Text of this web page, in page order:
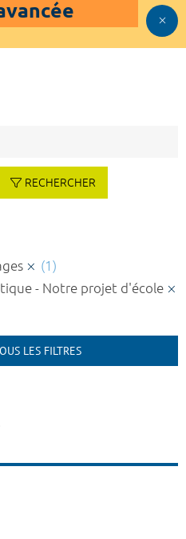
RECHERCHER
(1)
- Notre projet d'école
LES FILTRES